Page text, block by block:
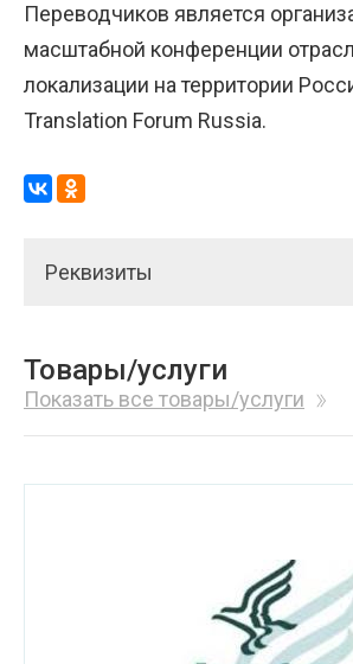
Переводчиков является
масштабной конференции
локализации на территории
Translation Forum Russia.
Реквизиты
Товары/услуги
Показать все товары/услуги